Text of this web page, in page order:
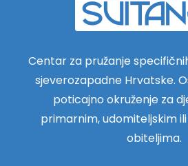
Centar za pružanje
sjeverozapadne Hrvatske.
poticajno okruženje za
primarnim, udomiteljskim
obiteljima.